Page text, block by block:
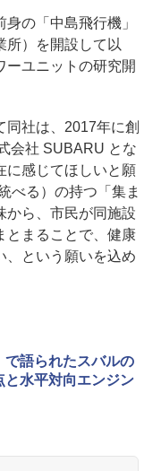
の「中島飛行機」
所）を開設して以
ーユニットの研究開
社は、2017年に創
会社 SUBARU とな
に感じてほしいと願
べる）の持つ「集ま
から、市民が同施設
とまることで、健康
、という願いを込め
で語られたスバルの
と水平対向エンジン